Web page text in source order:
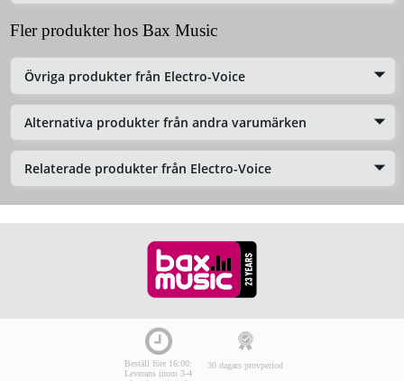
Fler produkter hos Bax Music
Övriga produkter från Electro-Voice
Alternativa produkter från andra varumärken
Relaterade produkter från Electro-Voice
Beställ före 16:00:
Leverans inom 3-4
30 dagars provperiod